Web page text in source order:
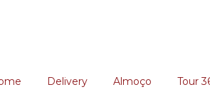
Delivery Almoço Tour